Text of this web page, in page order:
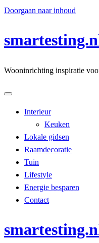
Doorgaan naar inhoud
Wooninrichting inspiratie
Interieur
Keuken
Lokale gidsen
Raamdecoratie
Tuin
Lifestyle
Energie besparen
Contact